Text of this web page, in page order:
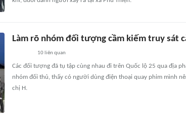
Làm rõ nhóm đối tượng cầm kiếm truy sát
10liên quan
Các đối tượng đã tụ tập cùng nhau đi trên Quốc lộ 25 qua địa
nhóm đối thủ, thấy có người dùng điện thoại quay phim mình
chị H.